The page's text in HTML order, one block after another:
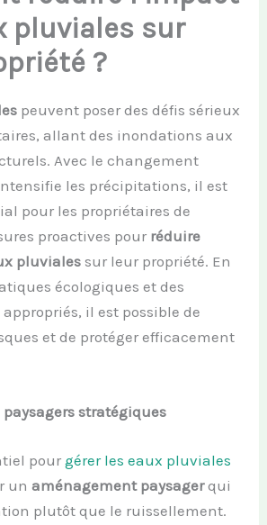
pluviales sur
?
peuvent poser des défis sérieux
allant des inondations aux
Avec le changement
les précipitations, il est
pour les propriétaires de
proactives pour réduire
pluviales sur leur propriété. En
écologiques et des
il est possible de
et de protéger efficacement
stratégiques
pourgérer les eaux pluviales
unaménagement paysagerqui
plutôt que le ruissellement.